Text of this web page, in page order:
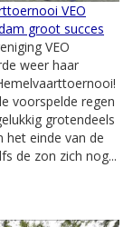
VEO
groot succes
VEO
weer haar
voorspelde regen
grotendeels
het einde van de
de zon zich nog...